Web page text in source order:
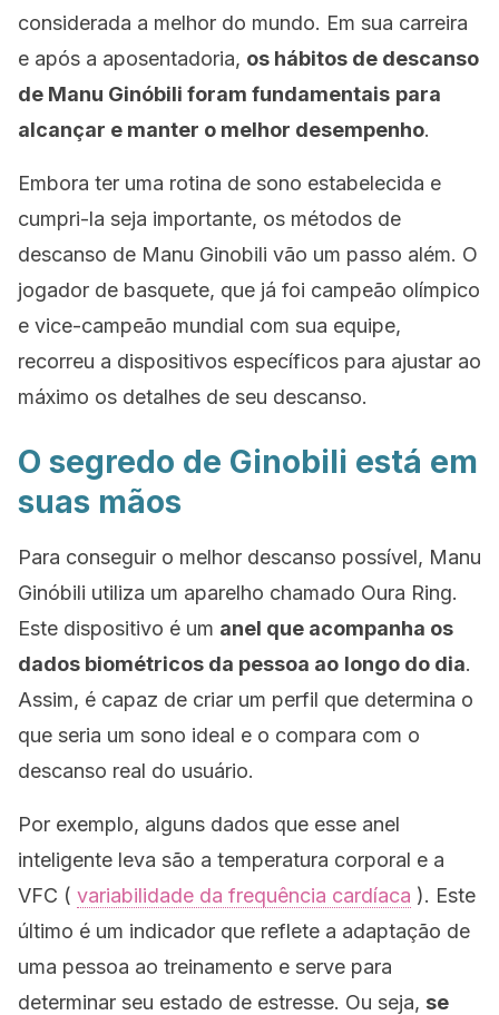
considerada a melhor do mundo. Em sua carreira
e após a aposentadoria, os hábitos de descanso
de Manu Ginóbili foram fundamentais para
alcançar e manter o melhor desempenho.
Embora ter uma rotina de sono estabelecida e
cumpri-la seja importante, os métodos de
descanso de Manu Ginobili vão um passo além. O
jogador de basquete, que já foi campeão olímpico
e vice-campeão mundial com sua equipe,
recorreu a dispositivos específicos para ajustar ao
máximo os detalhes de seu descanso.
O segredo de Ginobili está em
suas mãos
Para conseguir o melhor descanso possível, Manu
Ginóbili utiliza um aparelho chamado Oura Ring.
Este dispositivo é um anel que acompanha os
dados biométricos da pessoa ao longo do dia.
Assim, é capaz de criar um perfil que determina o
que seria um sono ideal e o compara com o
descanso real do usuário.
Por exemplo, alguns dados que esse anel
inteligente leva são a temperatura corporal e a
VFC ( variabilidade da frequência cardíaca ). Este
último é um indicador que reflete a adaptação de
uma pessoa ao treinamento e serve para
determinar seu estado de estresse. Ou seja, se